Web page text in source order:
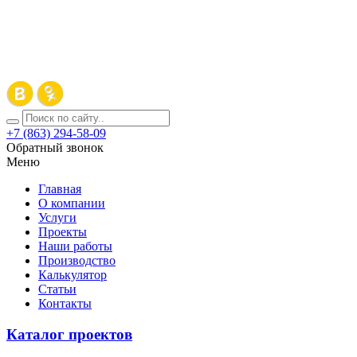
+7 (863) 294-58-09
Обратный звонок
Меню
Главная
О компании
Услуги
Проекты
Наши работы
Производство
Калькулятор
Статьи
Контакты
Каталог проектов